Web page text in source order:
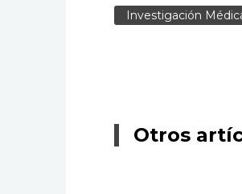
Investigación
Otros